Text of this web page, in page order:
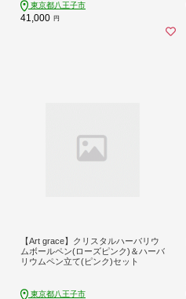
東京都八王子市
41,000 円
【Art grace】クリスタルハーバリウ
ムボールペン(ローズピンク)＆ハーバ
リウムペン立て(ピンク)セット
東京都八王子市